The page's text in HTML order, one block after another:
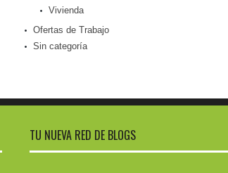
Vivienda
Ofertas de Trabajo
Sin categoría
TU NUEVA RED DE BLOGS